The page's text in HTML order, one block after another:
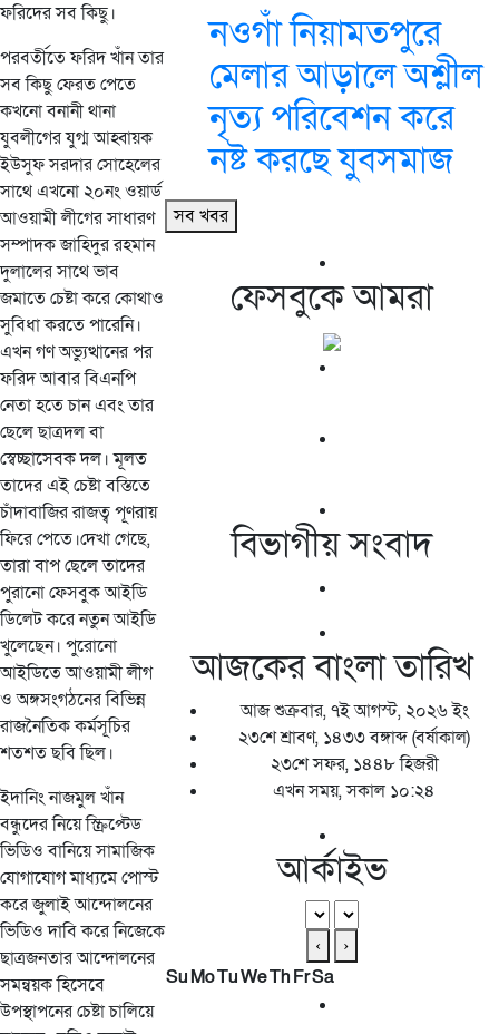
ফরিদের সব কিছু।
পরবর্তীতে ফরিদ খাঁন তার
সব কিছু ফেরত পেতে
কখনো বনানী থানা
যুবলীগের যুগ্ম আহ্বায়ক
ইউসুফ সরদার সোহেলের
সাথে এখনো ২০নং ওয়ার্ড
আওয়ামী লীগের সাধারণ
সম্পাদক জাহিদুর রহমান
দুলালের সাথে ভাব
জমাতে চেষ্টা করে কোথাও
সুবিধা করতে পারেনি।
এখন গণ অভ্যুত্থানের পর
ফরিদ আবার বিএনপি
নেতা হতে চান এবং তার
ছেলে ছাত্রদল বা
স্বেচ্ছাসেবক দল। মূলত
তাদের এই চেষ্টা বস্তিতে
চাঁদাবাজির রাজত্ব পূণরায়
ফিরে পেতে।দেখা গেছে,
তারা বাপ ছেলে তাদের
পুরানো ফেসবুক আইডি
ডিলেট করে নতুন আইডি
খুলেছেন। পুরোনো
আইডিতে আওয়ামী লীগ
ও অঙ্গসংগঠনের বিভিন্ন
রাজনৈতিক কর্মসূচির
শতশত ছবি ছিল।
ইদানিং নাজমুল খাঁন
বন্ধুদের নিয়ে স্ক্রিপ্টেড
ভিডিও বানিয়ে সামাজিক
যোগাযোগ মাধ্যমে পোস্ট
করে জুলাই আন্দোলনের
ভিডিও দাবি করে নিজেকে
ছাত্রজনতার আন্দোলনের
সমন্বয়ক হিসেবে
উপস্থাপনের চেষ্টা চালিয়ে
নওগাঁ নিয়ামতপুরে
মেলার আড়ালে অশ্লীল
নৃত্য পরিবেশন করে
নষ্ট করছে যুবসমাজ
সব খবর
ফেসবুকে আমরা
বিভাগীয় সংবাদ
আজকের বাংলা তারিখ
আজ শুক্রবার, ৭ই আগস্ট, ২০২৬ ইং
২৩শে শ্রাবণ, ১৪৩৩ বঙ্গাব্দ (বর্ষাকাল)
২৩শে সফর, ১৪৪৮ হিজরী
এখন সময়, সকাল ১০:২৪
আর্কাইভ
‹
›
SuMoTuWeThFrSa